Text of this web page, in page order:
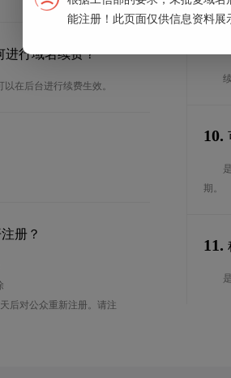
进行域名续费？
在后台进行续费生效。
册？
后对公众重新注册。请注
10.
期。
11.
能注册！此页面仅供信息资料展